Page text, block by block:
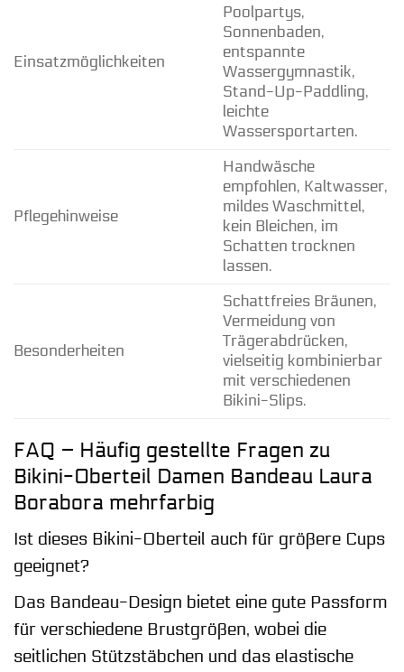
Einsatzmöglichkeiten
Poolpartys,
Sonnenbaden,
entspannte
Wassergymnastik,
Stand-Up-Paddling,
leichte
Wassersportarten.
Pflegehinweise
Handwäsche
empfohlen, Kaltwasser,
mildes Waschmittel,
kein Bleichen, im
Schatten trocknen
lassen.
Besonderheiten
Schattfreies Bräunen,
Vermeidung von
Trägerabdrücken,
vielseitig kombinierbar
mit verschiedenen
Bikini-Slips.
FAQ – Häufig gestellte Fragen zu
Bikini-Oberteil Damen Bandeau Laura
Borabora mehrfarbig
Ist dieses Bikini-Oberteil auch für größere Cups
geeignet?
Das Bandeau-Design bietet eine gute Passform
für verschiedene Brustgrößen, wobei die
seitlichen Stützstäbchen und das elastische